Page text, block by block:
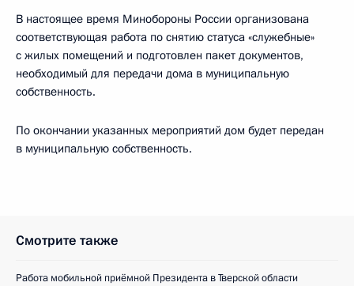
В настоящее время Минобороны России организована
соответствующая работа по снятию статуса «служебные»
с жилых помещений и подготовлен пакет документов,
необходимый для передачи дома в муниципальную
собственность.
По окончании указанных мероприятий дом будет передан
в муниципальную собственность.
Смотрите также
Работа мобильной приёмной Президента в Тверской области